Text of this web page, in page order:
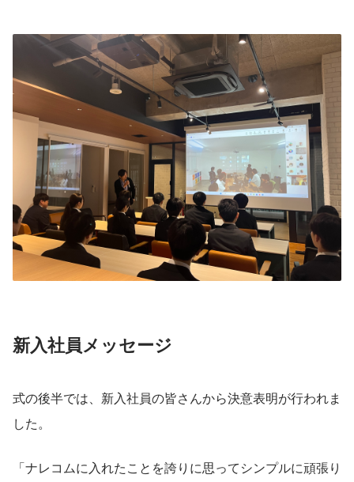
新入社員メッセージ
式の後半では、新入社員の皆さんから決意表明が行われま
した。
「ナレコムに入れたことを誇りに思ってシンプルに頑張り